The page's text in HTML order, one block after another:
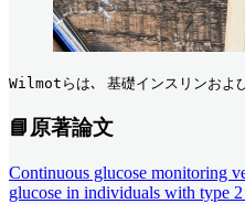
Wilmotらは､ 基礎インスリンお
📘原著論文
Continuous glucose monitoring
glucose in individuals with type 2